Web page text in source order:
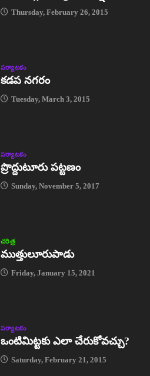
Thursday, February 26, 2015
పర్యాటకం
కడప నగరం
Tuesday, March 3, 2015
పర్యాటకం
ప్రొద్దుటూరు పట్టణం
Sunday, November 5, 2017
చరిత్ర
ముత్తులూరుపాడు
Friday, January 15, 2021
పర్యాటకం
ఒంటిమిట్టకు ఎలా చేరుకోవచ్చు?
Saturday, February 21, 2015